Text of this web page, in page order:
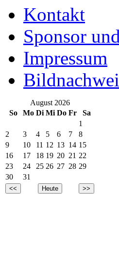
Kontakt
Sponsor
Impressum
August 2026
So
Mo Di Mi Do Fr
Sa
1
2
3 4 5 6 7
8
9
10 11 12 13 14 15
16
17 18 19 20 21 22
23
24 25 26 27 28 29
30
31